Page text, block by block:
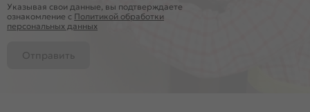
Указывая свои данные, вы подтверждаете
ознакомление c Политикой обработки
персональных данных
Отправить